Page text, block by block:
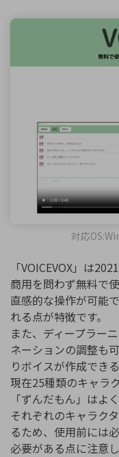
対応
「VOICEVOX」は
商用を問わず無料で
直感的な操作が可能
れる点が特徴です。
また、ディープラー
ネーションの調整も
りボイスが作成でき
現在25種類のキャラ
「ずんだもん」はよ
それぞれのキャラク
るため、使用前には
必要がある点に注意